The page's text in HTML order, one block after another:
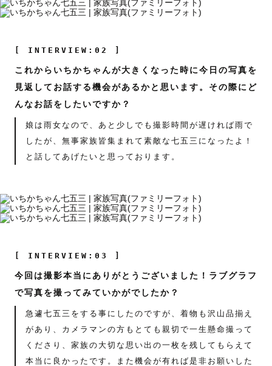
[ INTERVIEW:02 ]
これからいちかちゃんが大きくなった時に今日の写真を
見返してお話する機会があるかと思います。その際にど
んなお話をしたいですか？
娘は雨女なので、あと少しでも撮影時間が遅ければ雨で
したが、無事家族皆集まれて素敵な七五三になったよ！
と話してあげたいと思っております。
[ INTERVIEW:03 ]
今回は撮影本当にありがとうございました！ラブグラフ
で写真を撮ってみていかがでしたか？
急遽七五三をする事にしたのですが、着物も沢山品揃え
があり、カメラマンの方もとても親切で一生懸命撮って
くださり、家族の大切な思い出の一枚を残してもらえて
本当に良かったです。また機会が有れば是非お願いした